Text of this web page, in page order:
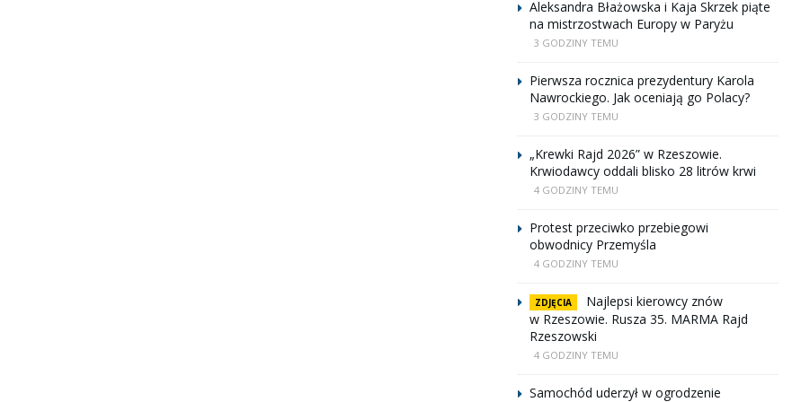
Aleksandra Błażowska i Kaja Skrzek piąte
na mistrzostwach Europy w Paryżu
3 GODZINY TEMU
Pierwsza rocznica prezydentury Karola
Nawrockiego. Jak oceniają go Polacy?
3 GODZINY TEMU
„Krewki Rajd 2026” w Rzeszowie.
Krwiodawcy oddali blisko 28 litrów krwi
4 GODZINY TEMU
Protest przeciwko przebiegowi
obwodnicy Przemyśla
4 GODZINY TEMU
ZDJĘCIA
Najlepsi kierowcy znów
w Rzeszowie. Rusza 35. MARMA Rajd
Rzeszowski
4 GODZINY TEMU
Samochód uderzył w ogrodzenie